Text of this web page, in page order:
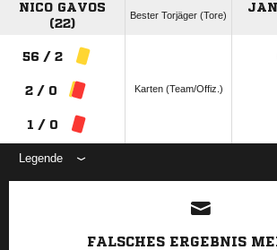
NICO GAVOS
(22)
Bester Torjäger (Tore)
56 / 2
2 / 0
1 / 0
Karten (Team/Offiz.)
Legende
ANZEIGE
FALSCHES ERGEBNIS